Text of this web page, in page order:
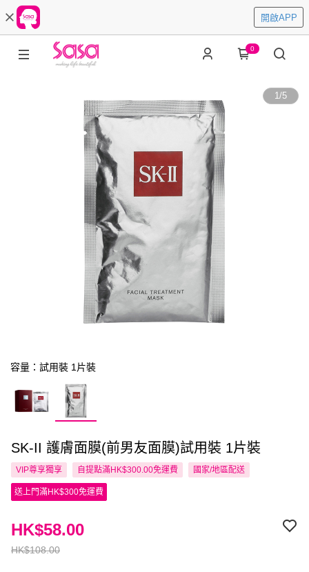
開啟APP
0
1/5
容量：試用裝 1片裝
SK-II 護膚面膜(前男友面膜)試用裝 1片裝
VIP尊享獨享 自提點滿HK$300.00免運費 國家/地區配送
送上門滿HK$300免運費
HK$108.00
HK$58.00